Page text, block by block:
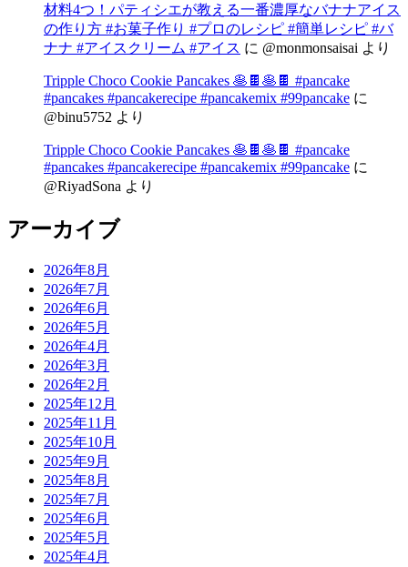
材料4つ！パティシエが教える一番濃厚なバナナアイス
の作り方 #お菓子作り #プロのレシピ #簡単レシピ #バ
ナナ #アイスクリーム #アイス に @monmonsaisai より
Tripple Choco Cookie Pancakes 🥞🍫🥞🍫 #pancake
#pancakes #pancakerecipe #pancakemix #99pancake に
@binu5752 より
Tripple Choco Cookie Pancakes 🥞🍫🥞🍫 #pancake
#pancakes #pancakerecipe #pancakemix #99pancake に
@RiyadSona より
アーカイブ
2026年8月
2026年7月
2026年6月
2026年5月
2026年4月
2026年3月
2026年2月
2025年12月
2025年11月
2025年10月
2025年9月
2025年8月
2025年7月
2025年6月
2025年5月
2025年4月